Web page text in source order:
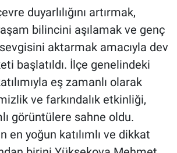
duyarlılığını artırmak,
bilincini aşılamak ve genç
aktarmak amacıyla dev
başlatıldı. İlçe genelindeki
eş zamanlı olarak
ve farkındalık etkinliği,
görüntülere sahne oldu.
en yoğun katılımlı ve dikkat